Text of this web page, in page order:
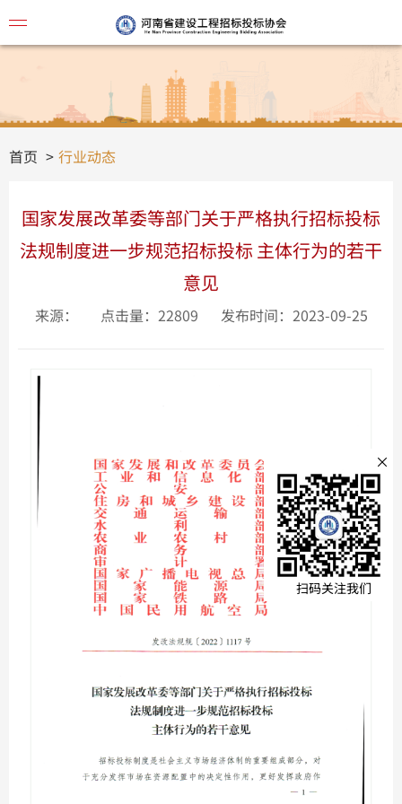
全部
公示
协会
法规
首页 行业动态
国家发展改革委等部门关于严格执行招标投标
法规制度进一步规范招标投标 主体行为的若干
意见
来源： 点击量：22809 发布时间：2023-09-25
×
扫码关注我们